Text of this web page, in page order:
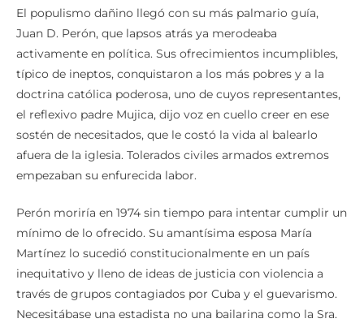
El populismo dañino llegó con su más palmario guía,
Juan D. Perón, que lapsos atrás ya merodeaba
activamente en política. Sus ofrecimientos incumplibles,
típico de ineptos, conquistaron a los más pobres y a la
doctrina católica poderosa, uno de cuyos representantes,
el reflexivo padre Mujica, dijo voz en cuello creer en ese
sostén de necesitados, que le costó la vida al balearlo
afuera de la iglesia. Tolerados civiles armados extremos
empezaban su enfurecida labor.
Perón moriría en 1974 sin tiempo para intentar cumplir un
mínimo de lo ofrecido. Su amantísima esposa María
Martínez lo sucedió constitucionalmente en un país
inequitativo y lleno de ideas de justicia con violencia a
través de grupos contagiados por Cuba y el guevarismo.
Necesitábase una estadista no una bailarina como la Sra.